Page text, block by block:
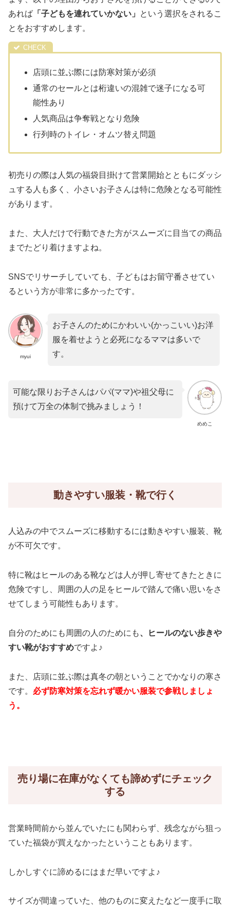
あれば 「子どもを連れていかない」
という選択をされるこ
とをおすすめします。
店頭に並ぶ際には防寒対策が必須
通常のセールとは桁違いの混雑で迷子になる可
能性あり
人気商品は争奪戦となり危険
行列時のトイレ・オムツ替え問題
初売りの際は人気の福袋目掛けて営業開始とともにダッシ
ュする人も多く、小さいお子さんは特に危険となる可能性
があります。
また、大人だけで行動できた方がスムーズに目当ての商品
までたどり着けますよね。
SNSでリサーチしていても、子どもはお留守番させてい
るという方が非常に多かったです。
myui
お子さんのためにかわいい(かっこいい)お洋
服を着せようと必死になるママは多いで
す。
めめこ
可能な限りお子さんはパパ(ママ)や祖父母に
預けて万全の体制で挑みましょう！
動きやすい服装・靴で行く
人込みの中でスムーズに移動するには動きやすい服装、靴
が不可欠です。
特に靴はヒールのある靴などは人が押し寄せてきたときに
危険ですし、周囲の人の足をヒールで踏んで痛い思いをさ
せてしまう可能性もあります。
自分のためにも周囲の人のためにも、ヒールのない歩きや
すい靴がおすすめですよ♪
また、店頭に並ぶ際は真冬の朝ということでかなりの寒さ
です。 必ず防寒対策を忘れず暖かい服装で参戦しましょ
う。
売り場に在庫がなくても諦めずにチェック
する
営業時間前から並んでいたにも関わらず、残念ながら狙っ
ていた福袋が買えなかったということもあります。
しかしすぐに諦めるにはまだ早いですよ♪
サイズが間違っていた、他のものに変えたなど一度手に取